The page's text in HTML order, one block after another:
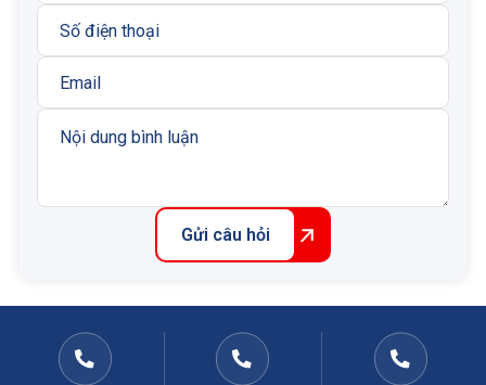
Thông số kỹ thuật
Cavity: T-24A
Series: 4
Tỉ lệ điều khiển: 3:1
Lưu lượng: 480 Lpm
Trọng lượng model: 1.49 kg
Nhập khẩu và phân phối: Công ty Cổ phần kỹ thuật
Gửi câu hỏi